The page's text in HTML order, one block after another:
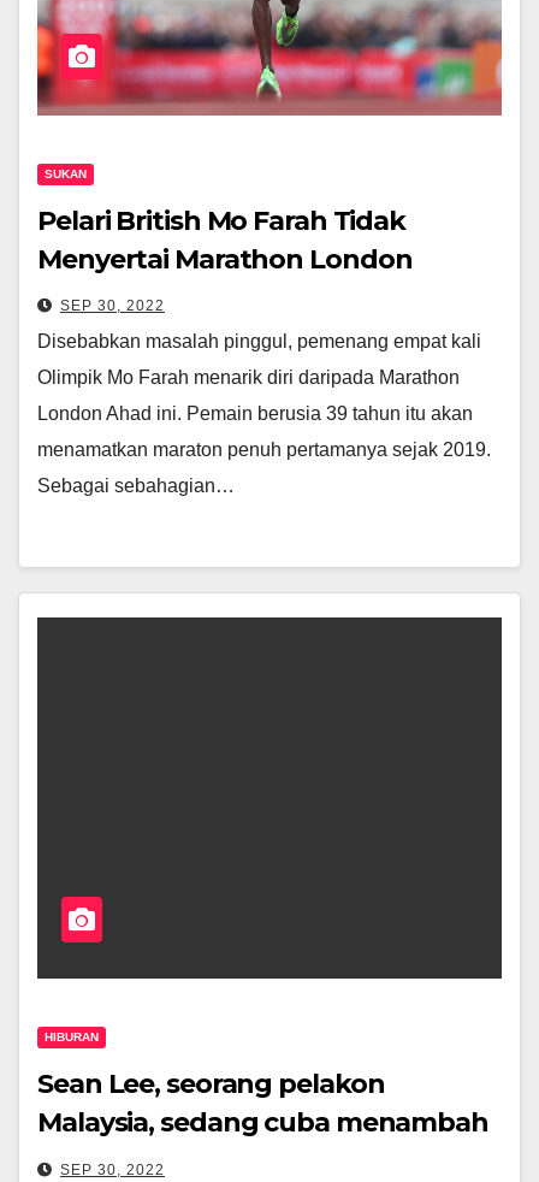
SUKAN
Pelari British Mo Farah Tidak
Menyertai Marathon London
SEP 30, 2022
Disebabkan masalah pinggul, pemenang empat kali
Olimpik Mo Farah menarik diri daripada Marathon
London Ahad ini. Pemain berusia 39 tahun itu akan
menamatkan maraton penuh pertamanya sejak 2019.
Sebagai sebahagian…
HIBURAN
Sean Lee, seorang pelakon
Malaysia, sedang cuba menambah
penulisan, pengarahan dan
SEP 30, 2022